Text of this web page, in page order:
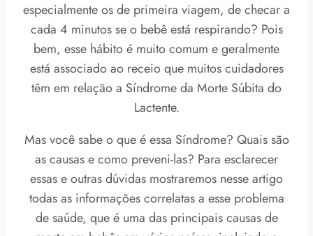
especialmente os de primeira viagem, de checar a
cada 4 minutos se o bebê está respirando? Pois
bem, esse hábito é muito comum e geralmente
está associado ao receio que muitos cuidadores
têm em relação a Síndrome da Morte Súbita do
Lactente.
Mas você sabe o que é essa Síndrome? Quais são
as causas e como preveni-las? Para esclarecer
essas e outras dúvidas mostraremos nesse artigo
todas as informações correlatas a esse problema
de saúde, que é uma das principais causas de